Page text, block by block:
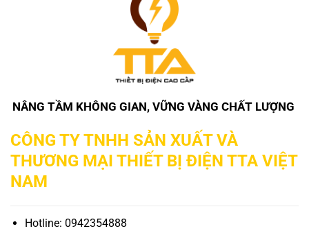
NÂNG TẦM KHÔNG GIAN, VỮNG VÀNG CHẤT LƯỢNG
CÔNG TY TNHH SẢN XUẤT VÀ
THƯƠNG MẠI THIẾT BỊ ĐIỆN TTA VIỆT
NAM
Hotline: 0942354888